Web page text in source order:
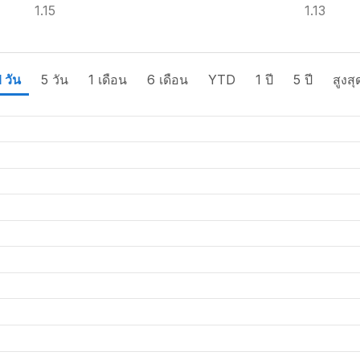
1.15 1.13
วัน 5 วัน 1 เดือน 6 เดือน YTD 1 ปี 5 ปี สูงสุ